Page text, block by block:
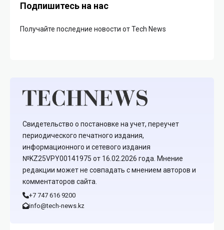
Подпишитесь на нас
Получайте последние новости от Tech News
Свидетельство о постановке на учет, переучет
периодического печатного издания,
информационного и сетевого издания
№KZ25VPY00141975 от 16.02.2026 года. Мнение
редакции может не совпадать с мнением авторов и
комментаторов сайта.
+7 747 616 9200
info@tech-news.kz